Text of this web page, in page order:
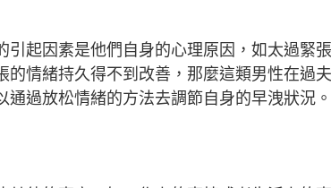
起因素是他們自身的心理原因，如太過緊
情緒持久得不到改善，那麼這類男性在過
過放松情緒的方法去調節自身的早洩狀況。